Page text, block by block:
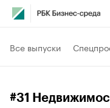
Все выпуски
#31